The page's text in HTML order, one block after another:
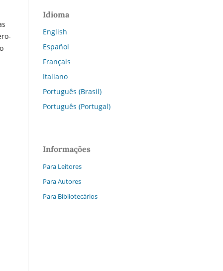
Idioma
English
Español
Français
Italiano
Português (Brasil)
Português (Portugal)
Informações
Para Leitores
Para Autores
Para Bibliotecários